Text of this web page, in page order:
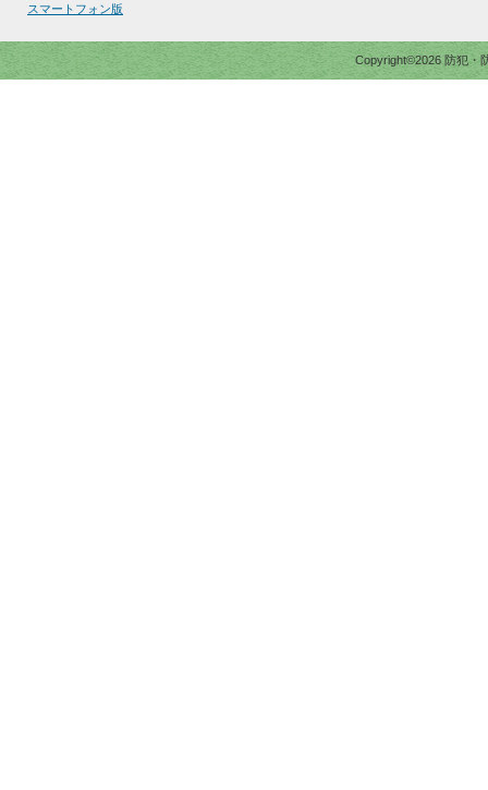
スマートフォン版
Copyright©2026 防犯・